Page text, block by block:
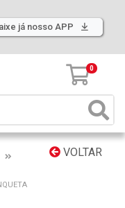
já nosso APP
0
VOLTAR